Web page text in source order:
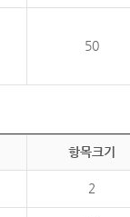
50
항목크기
2